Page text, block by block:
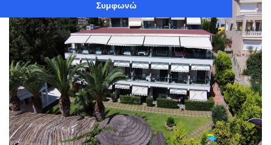
Συμφωνώ
PORTO PALIO